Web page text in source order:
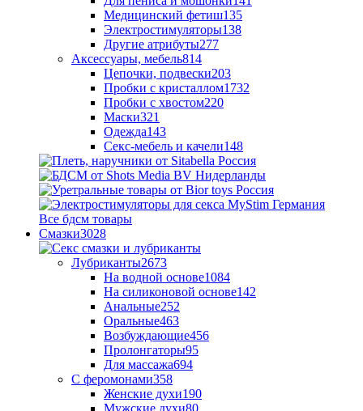
Медицинский фетиш135
Электростимуляторы138
Другие атрибуты277
Аксессуары, мебель814
Цепочки, подвески203
Пробки с кристаллом1732
Пробки с хвостом220
Маски321
Одежда143
Секс-мебель и качели148
Все бдсм товары
Смазки3028
Лубриканты2673
На водной основе1084
На силиконовой основе142
Анальные252
Оральные463
Возбуждающие456
Пролонгаторы95
Для массажа694
С феромонами358
Женские духи190
Мужские духи80